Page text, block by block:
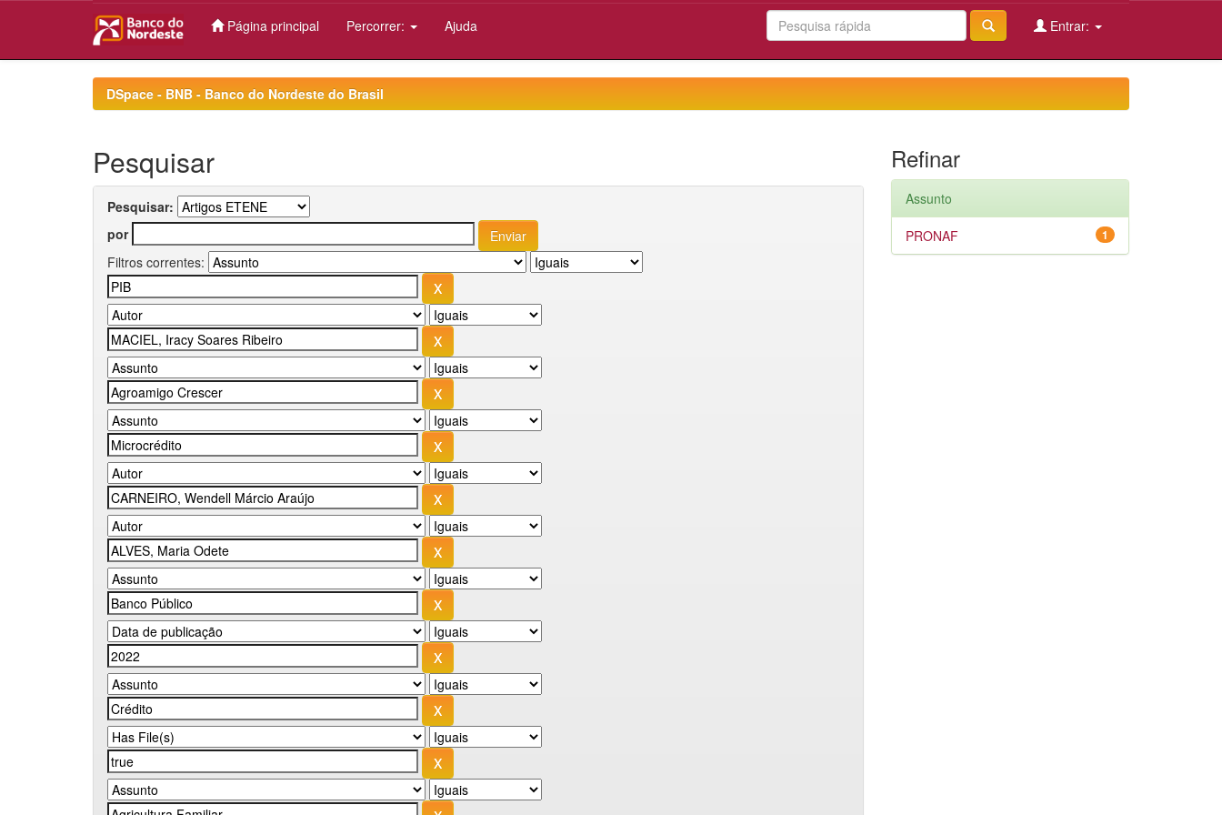
Página principal Percorrer: Ajuda Entrar:
DSpace - BNB - Banco do Nordeste do Brasil
Pesquisar
Pesquisar:
por
Filtros correntes:
Refinar
Assunto
1
PRONAF